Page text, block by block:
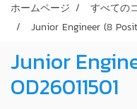
ホームページ すべての
Junior Engineer (8
Junior
OD26011501